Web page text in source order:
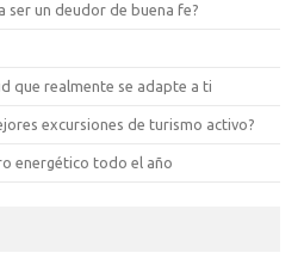
ser un deudor de buena fe?
que realmente se adapte a ti
excursiones de turismo activo?
energético todo el año